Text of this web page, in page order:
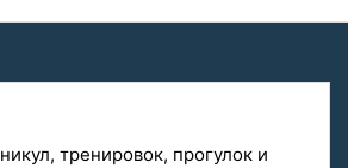
тренировок, прогулок и